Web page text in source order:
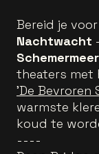
Bereid je
Nachtwacht -
Schemermeer
theaters met
'De Bevroren
warmste
koud te
----